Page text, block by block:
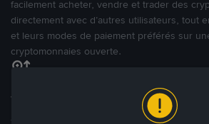
facilement acheter, vendre et trader des
directement avec d’autres utilisateurs, tout
et leurs modes de paiement préférés sur
cryptomonnaies ouverte.
Tradez à des prix avantageux pour vous